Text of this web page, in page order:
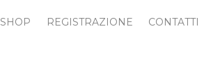
SHOP REGISTRAZIONE CONTATTI